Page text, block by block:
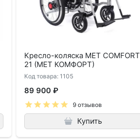
Кресло-коляска MET COMFORT
21 (МЕТ КОМФОРТ)
Код товара: 1105
89 900 ₽
9 отзывов
Купить